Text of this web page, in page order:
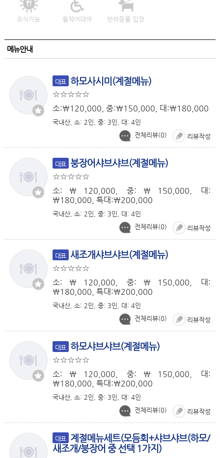
조식가능 휠체어대여 반려동물 입장
메뉴안내
대표 하모사시미(계절메뉴)
소:￦120,000, 중:￦150,000, 대:￦180,000
국내산, 소: 2인, 중: 3인, 대: 4인
리뷰작성
전체리뷰(0)
대표 붕장어샤브샤브(계절메뉴)
소:￦120,000, 중:￦150,000, 대:
￦180,000, 특대:￦200,000
국내산, 소: 2인, 중: 3인, 대: 4인
리뷰작성
전체리뷰(0)
대표 새조개샤브샤브(계절메뉴)
소:￦120,000, 중:￦150,000, 대:
￦180,000, 특대:￦200,000
국내산, 소: 2인, 중: 3인, 대: 4인
리뷰작성
전체리뷰(0)
대표 하모샤브샤브(계절메뉴)
소:￦120,000, 중:￦150,000, 대:
￦180,000, 특대:￦200,000
국내산, 소: 2인, 중: 3인, 대: 4인
리뷰작성
전체리뷰(0)
대표
계절메뉴세트(모듬회+샤브샤브(하모/
새조개/붕장어 중 선택 1가지)